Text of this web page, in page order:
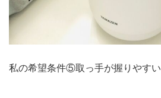
私の希望条件⑤取っ手が握りやすい